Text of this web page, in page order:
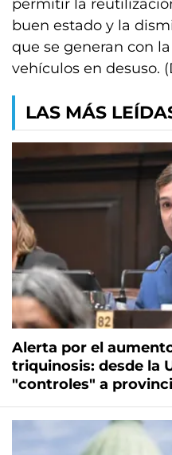
permitir la
buen estado y la
que se generan con
vehículos en desuso.
LAS MÁS
Alerta por el
triquinosis: desde la
"controles" a